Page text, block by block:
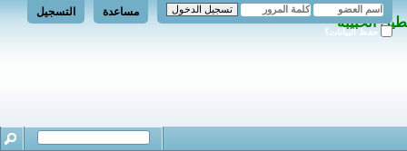
التسجيل مساعدة
حفظ البيانات؟